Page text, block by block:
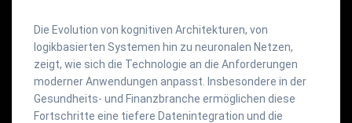
Die Evolution von kognitiven Architekturen, von
logikbasierten Systemen hin zu neuronalen Netzen,
zeigt, wie sich die Technologie an die Anforderungen
moderner Anwendungen anpasst. Insbesondere in der
Gesundheits- und Finanzbranche ermöglichen diese
Fortschritte eine tiefere Datenintegration und die